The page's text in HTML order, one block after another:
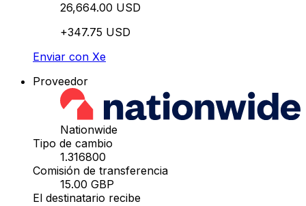
26,664.00 USD
+347.75 USD
Enviar con Xe
Proveedor
Nationwide
Tipo de cambio
1.316800
Comisión de transferencia
15.00 GBP
El destinatario recibe